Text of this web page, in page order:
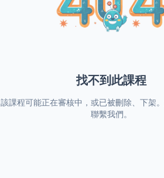
找不到此課程
該課程可能正在審核中，或已被刪除、下架
聯繫我們。